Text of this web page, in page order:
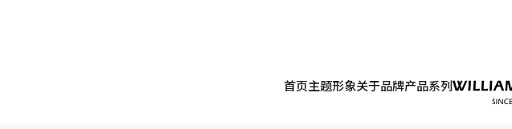
首页主题形象关于品牌产品系列